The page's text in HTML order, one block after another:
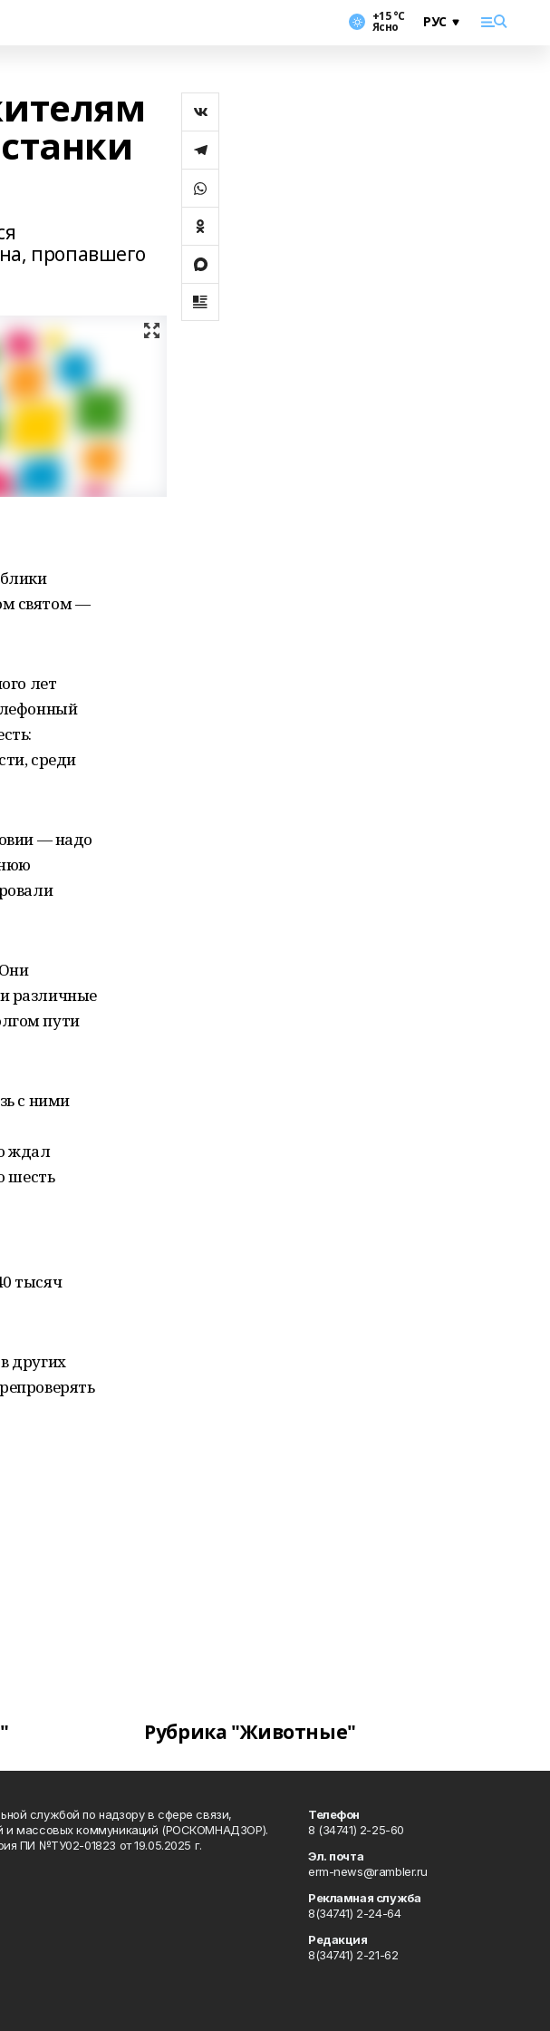
+15 °С
Ясно
пропавшего
святом —
лет
среди
— надо
различные
пути
с ними
ждал
шесть
тысяч
других
Рубрика "Животные"
службой по надзору в сфере связи,
и массовых коммуникаций (РОСКОМНАДЗОР).
ПИ №ТУ02-01823 от 19.05.2025 г.
Телефон
8 (34741) 2-25-60
Эл. почта
erm-news@rambler.ru
Рекламная служба
8(34741) 2-24-64
Редакция
8(34741) 2-21-62